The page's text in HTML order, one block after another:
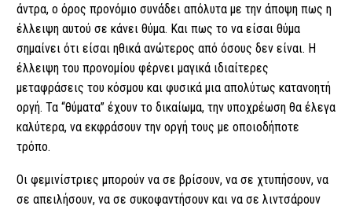
άντρα, ο όρος προνόμιο συνάδει απόλυτα με την άποψη πως η
έλλειψη αυτού σε κάνει θύμα. Και πως το να είσαι θύμα
σημαίνει ότι είσαι ηθικά ανώτερος από όσους δεν είναι. Η
έλλειψη του προνομίου φέρνει μαγικά ιδιαίτερες
μεταφράσεις του κόσμου και φυσικά μια απολύτως κατανοητή
οργή. Τα “θύματα” έχουν το δικαίωμα, την υποχρέωση θα έλεγα
καλύτερα, να εκφράσουν την οργή τους με οποιοδήποτε
τρόπο.
Οι φεμινίστριες μπορούν να σε βρίσουν, να σε χτυπήσουν, να
σε απειλήσουν, να σε συκοφαντήσουν και να σε λιντσάρουν